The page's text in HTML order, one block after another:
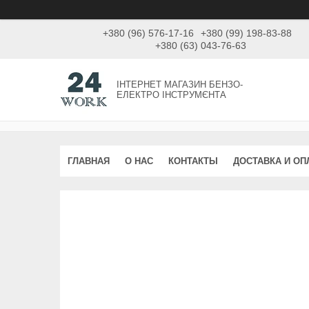
+380 (96) 576-17-16
+380 (99) 198-83-88
+380 (63) 043-76-63
ІНТЕРНЕТ МАГАЗИН БЕНЗО-
ЕЛЕКТРО ІНСТРУМЄНТА
ГЛАВНАЯ О НАС КОНТАКТЫ ДОСТАВКА И